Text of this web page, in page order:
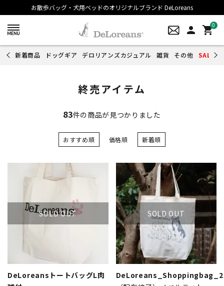
お散歩バッグ・犬用ベッドのオリジナルブランド DeLoreans
person 0
shopping_cart
新着商品 ドッグギア デロリアンズカジュアル 雑貨 その他 SALE
終売アイテム
83件の商品が見つかりました
おすすめ順 価格順 新着順
SOLD OUT
DeLoreansトートバッグL肉
SOLD OUT